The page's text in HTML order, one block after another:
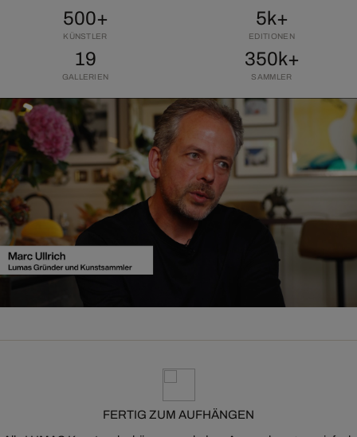
500+
KÜNSTLER
5k+
EDITIONEN
19
GALLERIEN
350k+
SAMMLER
FERTIG ZUM AUFHÄNGEN